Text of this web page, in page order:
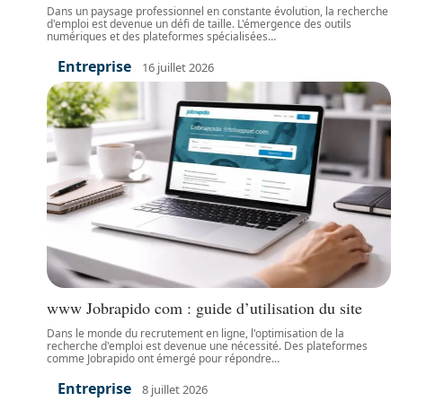
Dans un paysage professionnel en constante évolution, la recherche
d'emploi est devenue un défi de taille. L'émergence des outils
numériques et des plateformes spécialisées…
Entreprise 16 juillet 2026
www Jobrapido com : guide d’utilisation du site
Dans le monde du recrutement en ligne, l'optimisation de la
recherche d'emploi est devenue une nécessité. Des plateformes
comme Jobrapido ont émergé pour répondre…
Entreprise 8 juillet 2026